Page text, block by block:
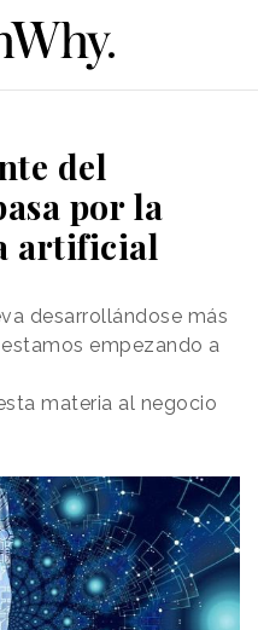
del
por la
artificial
desarrollándose más
empezando a
materia al negocio